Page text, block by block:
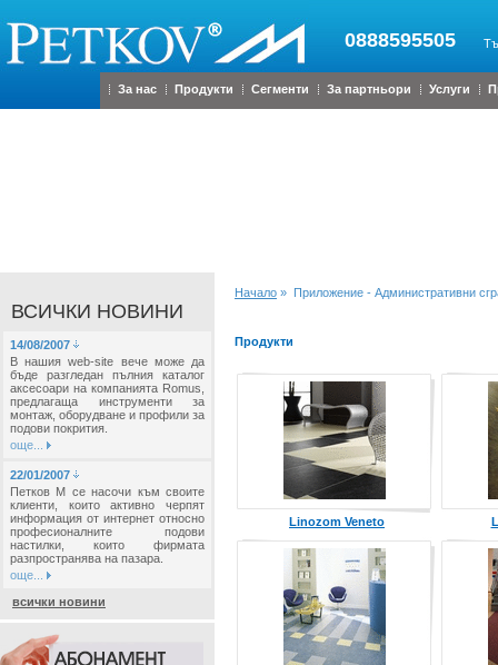
За нас Продукти Сегменти За партньори Услуги
ВСИЧКИ НОВИНИ
14/08/2007
В нашия web-site вече може да
бъде разгледан пълния каталог
аксесоари на компанията Romus,
предлагаща инструменти за
монтаж, оборудване и профили за
подови покрития.
още...
22/01/2007
Петков М се насочи към своите
клиенти, които активно черпят
информация от интернет относно
професионалните подови
настилки, които фирмата
разпространява на пазара.
още...
всички новини
Начало » Приложение - Административни
Продукти
Linozom Veneto
0888595505